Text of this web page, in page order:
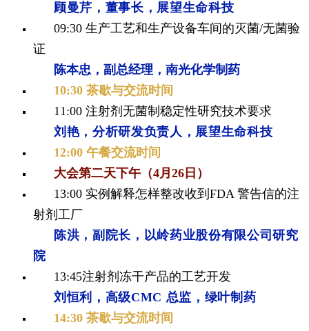
顾曼芹，董事长，展望生命科技
09:30 生产工艺和生产设备车间的灭菌/无菌验
证
陈本忠，副总经理，南光化学制药
10:30 茶歇与交流时间
11:00 注射剂无菌制稳定性研究技术要求
刘艳，分析研发负责人，展望生命科技
12:00 午餐交流时间
大会第二天下午（4月26日）
13:00 实例解释怎样整改收到FDA 警告信的注
射剂工厂
陈洪，副院长，以岭药业股份有限公司研究
院
13:45注射剂冻干产品的工艺开发
刘恒利，高级CMC 总监，绿叶制药
14:30 茶歇与交流时间